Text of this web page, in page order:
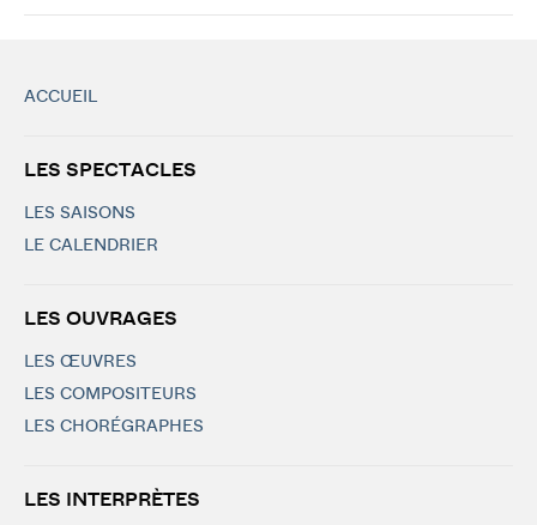
ACCUEIL
LES SPECTACLES
LES SAISONS
LE CALENDRIER
LES OUVRAGES
LES ŒUVRES
LES COMPOSITEURS
LES CHORÉGRAPHES
LES INTERPRÈTES